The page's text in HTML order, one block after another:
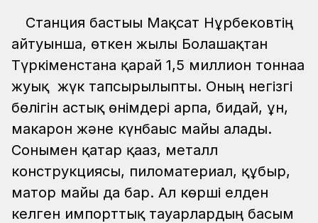
Станция бастығы Мақсат Нұрбековтің
айтуынша, өткен жылы Болашақтан
Түркіменстанға қарай 1,5 миллион тоннаға
жуық жүк тапсырылыпты. Оның негізгі
бөлігін астық өнімдері арпа, бидай, ұн,
макарон және күнбағыс майы алады.
Сонымен қатар қағаз, металл
конструкциясы, пиломатериал, құбыр,
матор майы да бар. Ал көрші елден
келген импорттық тауарлардың басым